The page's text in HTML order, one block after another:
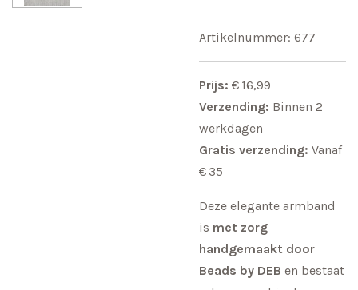
Artikelnummer: 677
Prijs: € 16,99
Verzending: Binnen 2
werkdagen
Gratis verzending: Vanaf
€ 35
Deze elegante armband
is met zorg
handgemaakt door
Beads by DEB en bestaat